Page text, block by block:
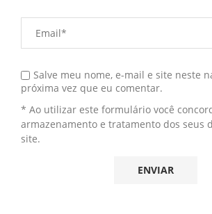
Salve meu nome, e-mail e site neste
próxima vez que eu comentar.
* Ao utilizar este formulário você
armazenamento e tratamento dos seus
site.